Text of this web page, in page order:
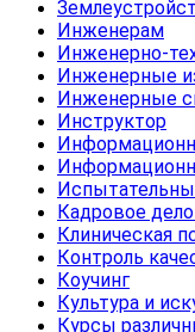
Инженерам
Инженерно-
Инженерные
Инженерные
Инструктор
Кадровое
Клиническая
Контроль
Коучинг
Культура и
Курсы